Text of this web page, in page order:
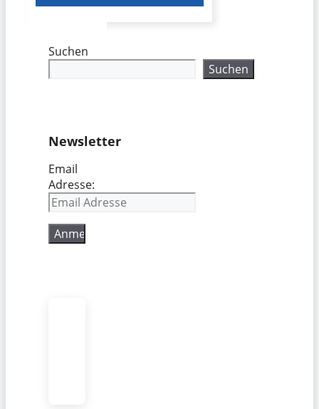
Suchen
Suchen
Newsletter
Email
Adresse: